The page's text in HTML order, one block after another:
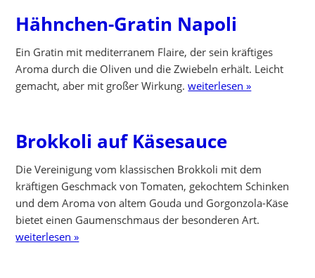
Hähnchen-Gratin Napoli
Ein Gratin mit mediterranem Flaire, der sein kräftiges
Aroma durch die Oliven und die Zwiebeln erhält. Leicht
gemacht, aber mit großer Wirkung.weiterlesen »
Brokkoli auf Käsesauce
Die Vereinigung vom klassischen Brokkoli mit dem
kräftigen Geschmack von Tomaten, gekochtem Schinken
und dem Aroma von altem Gouda und Gorgonzola-Käse
bietet einen Gaumenschmaus der besonderen Art.
weiterlesen »